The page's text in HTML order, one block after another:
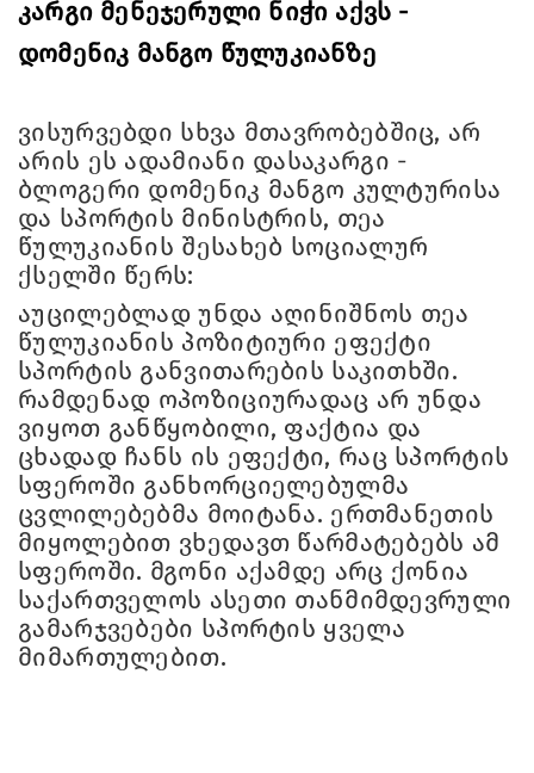
კარგი მენეჯერული ნიჭი აქვს -
დომენიკ მანგო წულუკიანზე
ვისურვებდი სხვა მთავრობებშიც, არ
არის ეს ადამიანი დასაკარგი -
ბლოგერი დომენიკ მანგო კულტურისა
და სპორტის მინისტრის, თეა
წულუკიანის შესახებ სოციალურ
ქსელში წერს:
აუცილებლად უნდა აღინიშნოს თეა
წულუკიანის პოზიტიური ეფექტი
სპორტის განვითარების საკითხში.
რამდენად ოპოზიციურადაც არ უნდა
ვიყოთ განწყობილი, ფაქტია და
ცხადად ჩანს ის ეფექტი, რაც სპორტის
სფეროში განხორციელებულმა
ცვლილებებმა მოიტანა. ერთმანეთის
მიყოლებით ვხედავთ წარმატებებს ამ
სფეროში. მგონი აქამდე არც ქონია
საქართველოს ასეთი თანმიმდევრული
გამარჯვებები სპორტის ყველა
მიმართულებით.